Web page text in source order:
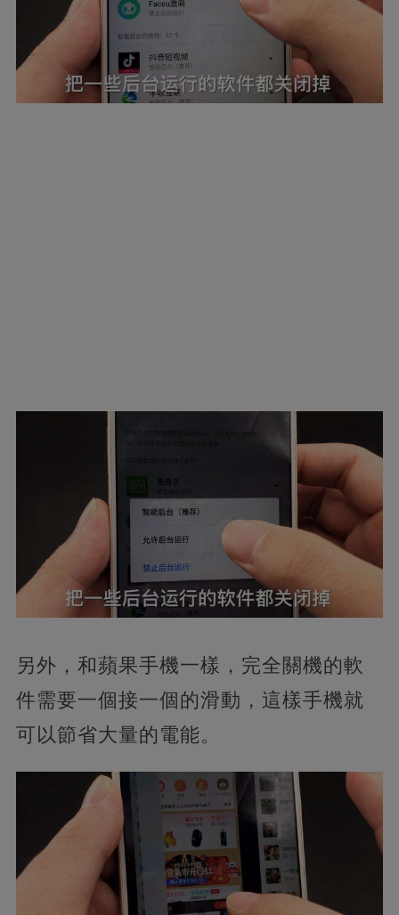
另外，和蘋果手機一樣，完全關機的軟
件需要一個接一個的滑動，這樣手機就
可以節省大量的電能。